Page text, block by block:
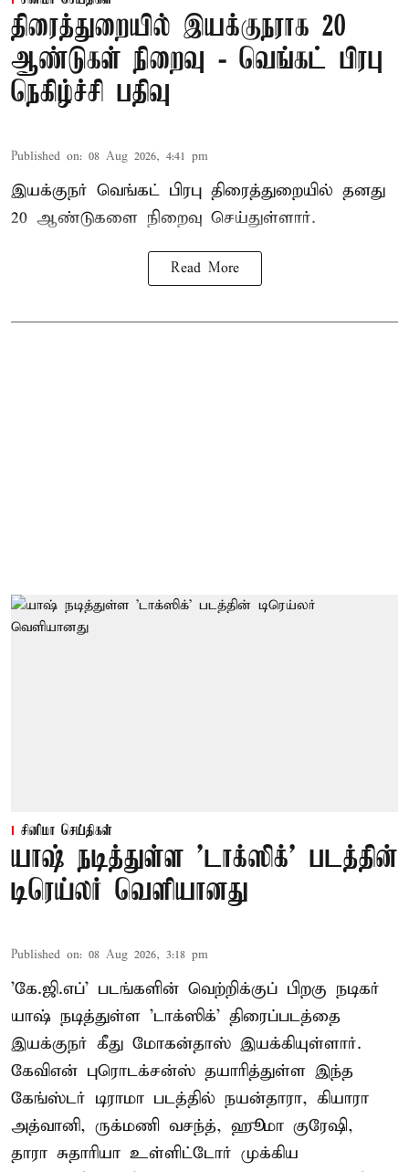
திரைத்துறையில் இயக்குநராக 20
ஆண்டுகள் நிறைவு - வெங்கட் பிரபு
நெகிழ்ச்சி பதிவு
Published on: 08 Aug 2026, 4:41 pm
இயக்குநர் வெங்கட் பிரபு திரைத்துறையில் தனது
20 ஆண்டுகளை நிறைவு செய்துள்ளார்.
Read More
சினிமா செய்திகள்
யாஷ் நடித்துள்ள 'டாக்‌ஸிக்' படத்தின்
டிரெய்லர் வெளியானது
Published on: 08 Aug 2026, 3:18 pm
'கே.ஜி.எப்' படங்களின் வெற்றிக்குப் பிறகு நடிகர்
யாஷ் நடித்துள்ள 'டாக்ஸிக்' திரைப்படத்தை
இயக்குநர் கீது மோகன்தாஸ் இயக்கியுள்ளார்.
கேவிஎன் புரொடக்சன்ஸ் தயாரித்துள்ள இந்த
கேங்ஸ்டர் டிராமா படத்தில் நயன்தாரா, கியாரா
அத்வானி, ருக்மணி வசந்த், ஹூமா குரேஷி,
தாரா சுதாரியா உள்ளிட்டோர் முக்கிய